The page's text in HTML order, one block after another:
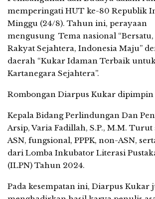
memperingati HUT ke-80 Republik
Minggu (24/8). Tahun ini, perayaan
mengusung Tema nasional
Rakyat Sejahtera, Indonesia Maju”
daerah “Kukar Idaman Terbaik
Kartanegara Sejahtera”.
Rombongan Diarpus Kukar dipimpin
Kepala Bidang Perlindungan Dan
Arsip, Varia Fadillah, S.P., M.M.
ASN, fungsional, PPPK, non-ASN,
dari Lomba Inkubator Literasi
(ILPN) Tahun 2024.
Pada kesempatan ini, Diarpus Kukar